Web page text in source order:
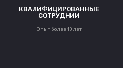
КВАЛИФИЦИРОВАННЫЕ
СОТРУДНИИ
Опыт более 10 лет